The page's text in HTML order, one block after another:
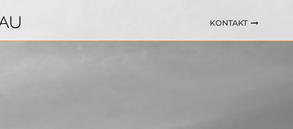
KONTAKT